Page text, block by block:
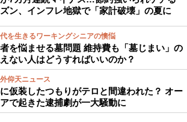
ン、インフレ地獄で「家計破壊」の夏に
を生きるワーキングシニアの懊悩
を悩ませる墓問題 維持費も「墓じまい」の
ない人はどうすればいいのか？
仰天ニュース
仮装したつもりがテロと間違われた？ オー
で起きた逮捕劇が一大騒動に